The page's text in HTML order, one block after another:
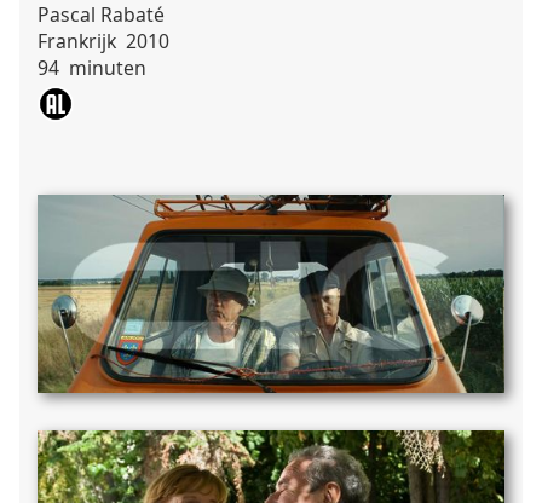
Pascal Rabaté
Frankrijk 2010
94 minuten